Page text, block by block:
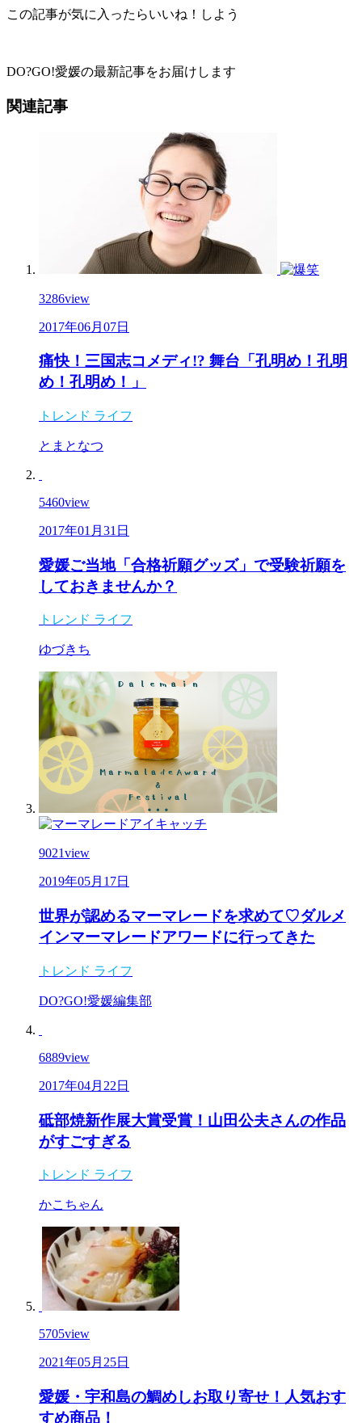
この記事が気に入ったらいいね！しよう
DO?GO!愛媛の最新記事をお届けします
関連記事
3286view
2017年06月07日
痛快！三国志コメディ!? 舞台「孔明め！孔明
め！孔明め！」
トレンド ライフ
とまとなつ
5460view
2017年01月31日
愛媛ご当地「合格祈願グッズ」で受験祈願を
しておきませんか？
トレンド ライフ
ゆづきち
9021view
2019年05月17日
世界が認めるマーマレードを求めて♡ダルメ
インマーマレードアワードに行ってきた
トレンド ライフ
DO?GO!愛媛編集部
6889view
2017年04月22日
砥部焼新作展大賞受賞！山田公夫さんの作品
がすごすぎる
トレンド ライフ
かこちゃん
5705view
2021年05月25日
愛媛・宇和島の鯛めしお取り寄せ！人気おす
すめ商品！